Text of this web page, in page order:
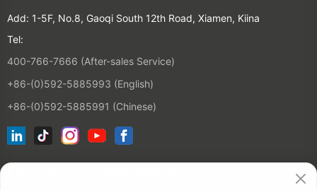
Add: 1-5F, No.8, Gaoqi South 12th Road, Xiamen, Kiina
Tel:
400-766-7666 (After-sales Service)
+86-(0)592-5885993 (English)
+86-(0)592-5885991 (Chinese)